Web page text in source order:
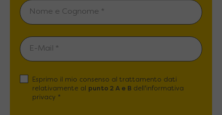
Esprimo il mio consenso al trattamento dati
relativamente al punto 2 A e B dell'informativa
privacy *